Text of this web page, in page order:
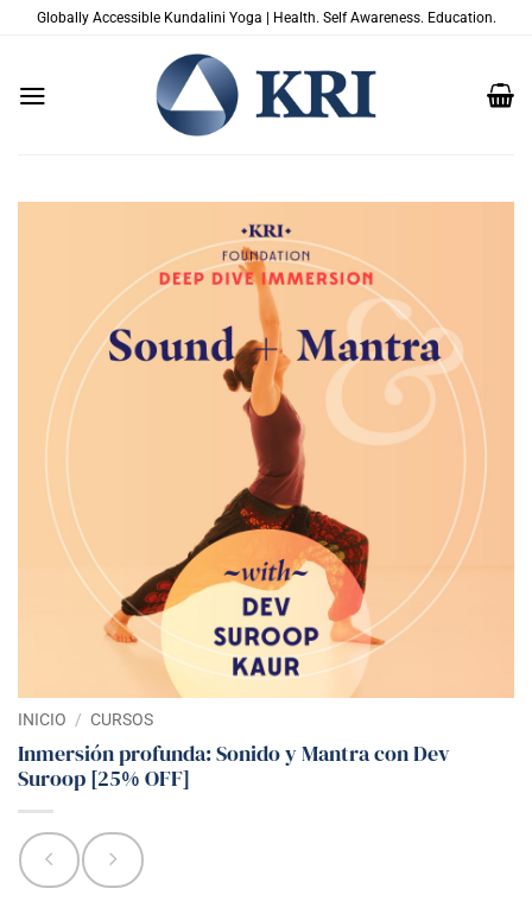
SaltarGlobally Accessible Kundalini Yoga | Health. Self Awareness. Education.
INICIO / CURSOS
Inmersión profunda: Sonido y Mantra con Dev
Suroop [25% OFF]